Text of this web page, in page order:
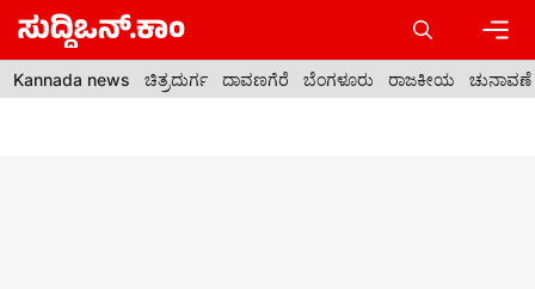
Skip
content
Kannada news ಚಿತ್ರದುರ್ಗ ದಾವಣಗೆರೆ ಬೆಂಗಳೂರು ರಾಜಕೀಯ ಚುನಾವಣೆ